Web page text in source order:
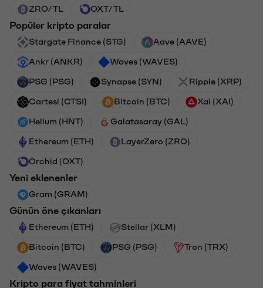
ZRO/TL OXT/TL
Popüler kripto paralar
Stargate Finance (STG) Aave (AAVE)
Ankr (ANKR) Waves (WAVES)
PSG (PSG) Synapse (SYN) Ripple (XRP)
Cartesi (CTSI) Bitcoin (BTC) Xai (XAI)
Helium (HNT) Galatasaray (GAL)
Ethereum (ETH) LayerZero (ZRO)
Orchid (OXT)
Yeni eklenenler
Gram (GRAM)
Günün öne çıkanları
Ethereum (ETH) Stellar (XLM)
Bitcoin (BTC) PSG (PSG) Tron (TRX)
Waves (WAVES)
Kripto para fiyat tahminleri